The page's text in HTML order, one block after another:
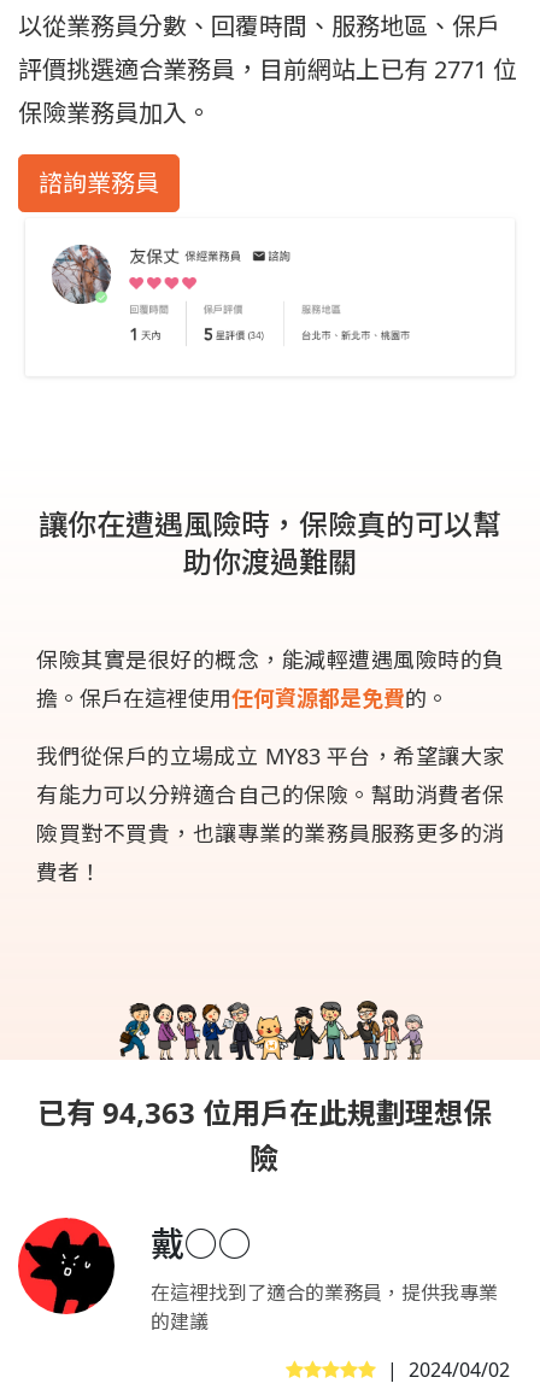
以從業務員分數、回覆時間、服務地區、保戶
評價挑選適合業務員，目前網站上已有 2771 位
保險業務員加入。
諮詢業務員
讓你在遭遇風險時，保險真的可以幫
助你渡過難關
保險其實是很好的概念，能減輕遭遇風險時的負
擔。保戶在這裡使用任何資源都是免費的。
我們從保戶的立場成立 MY83 平台，希望讓大家
有能力可以分辨適合自己的保險。幫助消費者保
險買對不買貴，也讓專業的業務員服務更多的消
費者！
已有 94,363 位用戶在此規劃理想保
險
戴○○
在這裡找到了適合的業務員，提供我專業
的建議
| 2024/04/02